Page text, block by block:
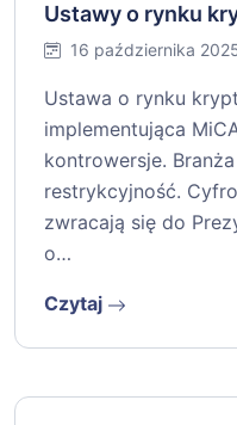
Ustawy o rynku
16 października
Ustawa o rynku
implementująca
kontrowersje.
restrykcyjność.
zwracają się do
o…
Czytaj